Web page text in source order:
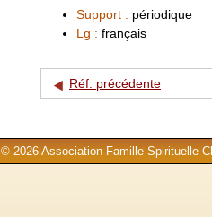
Support : périodique
Lg : français
Réf. précédente
© 2026 Association Famille Spirituelle